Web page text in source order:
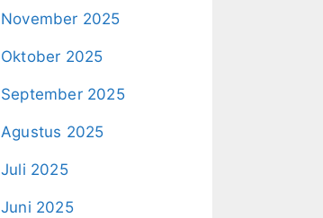
November 2025
Oktober 2025
September 2025
Agustus 2025
Juli 2025
Juni 2025